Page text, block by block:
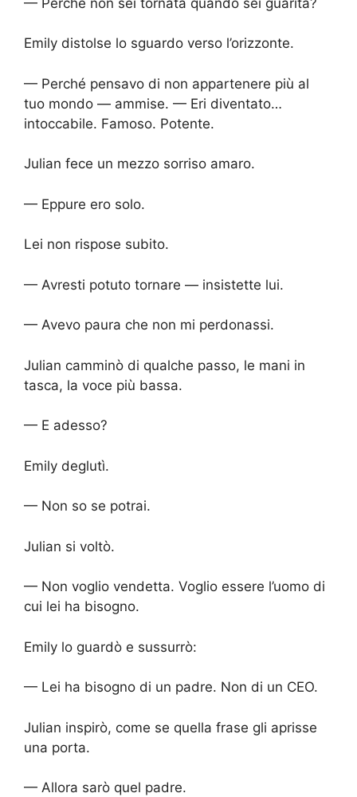
Emily distolse lo sguardo verso l’orizzonte.
— Perché pensavo di non appartenere più al
tuo mondo — ammise. — Eri diventato…
intoccabile. Famoso. Potente.
Julian fece un mezzo sorriso amaro.
— Eppure ero solo.
Lei non rispose subito.
— Avresti potuto tornare — insistette lui.
— Avevo paura che non mi perdonassi.
Julian camminò di qualche passo, le mani in
tasca, la voce più bassa.
— E adesso?
Emily deglutì.
— Non so se potrai.
Julian si voltò.
— Non voglio vendetta. Voglio essere l’uomo di
cui lei ha bisogno.
Emily lo guardò e sussurrò:
— Lei ha bisogno di un padre. Non di un CEO.
Julian inspirò, come se quella frase gli aprisse
una porta.
— Allora sarò quel padre.